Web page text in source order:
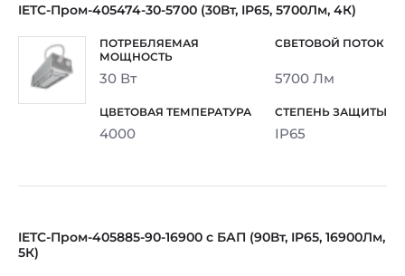
IETC-Пром-405474-30-5700 (30Вт, IP65, 5700Лм, 4К)
30 Вт 5700 Лм
4000 IP65
IETC-Пром-405885-90-16900 с БАП (90Вт, IP65, 16900Лм,
5К)